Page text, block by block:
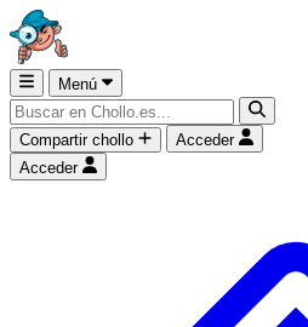
Menú
Compartir chollo
Acceder
Acceder